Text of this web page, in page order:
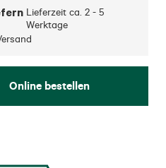
Lieferzeit ca. 2 - 5
Werktage
Online bestellen